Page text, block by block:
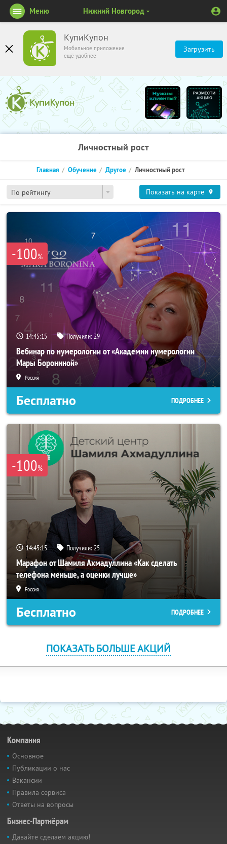
КупиКупон
Мобильное приложение
ещё удобнее
Загрузить
Меню Нижний Новгород
Личностный рост
По рейтингу
Главная Обучение Другое Личностный рост
Показать на карте
-100%
14:45:15 Получили:29
Вебинар по нумерологии от «Академии нумерологии
Мары Борониной»
Россия
Бесплатно ПОДРОБНЕЕ
-100%
14:45:15 Получили:25
Марафон от Шамиля Ахмадуллина «Как сделать
телефона меньше, а оценки лучше»
Россия
Бесплатно ПОДРОБНЕЕ
ПОКАЗАТЬ БОЛЬШЕ АКЦИЙ
Компания
Основное
Публикации о нас
Вакансии
Правила сервиса
Ответы на вопросы
Бизнес-Партнёрам
Давайте сделаем акцию!